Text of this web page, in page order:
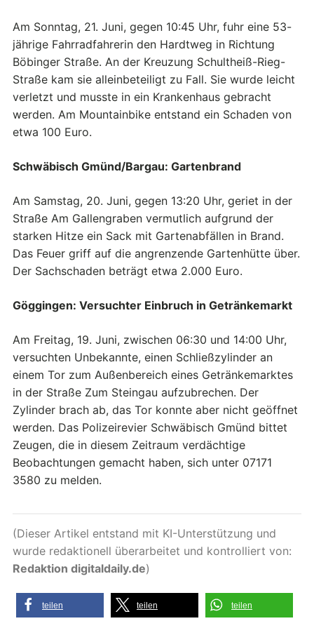
Am Sonntag, 21. Juni, gegen 10:45 Uhr, fuhr eine 53-
jährige Fahrradfahrerin den Hardtweg in Richtung
Böbinger Straße. An der Kreuzung Schultheiß-Rieg-
Straße kam sie alleinbeteiligt zu Fall. Sie wurde leicht
verletzt und musste in ein Krankenhaus gebracht
werden. Am Mountainbike entstand ein Schaden von
etwa 100 Euro.
Schwäbisch Gmünd/Bargau: Gartenbrand
Am Samstag, 20. Juni, gegen 13:20 Uhr, geriet in der
Straße Am Gallengraben vermutlich aufgrund der
starken Hitze ein Sack mit Gartenabfällen in Brand.
Das Feuer griff auf die angrenzende Gartenhütte über.
Der Sachschaden beträgt etwa 2.000 Euro.
Göggingen: Versuchter Einbruch in Getränkemarkt
Am Freitag, 19. Juni, zwischen 06:30 und 14:00 Uhr,
versuchten Unbekannte, einen Schließzylinder an
einem Tor zum Außenbereich eines Getränkemarktes
in der Straße Zum Steingau aufzubrechen. Der
Zylinder brach ab, das Tor konnte aber nicht geöffnet
werden. Das Polizeirevier Schwäbisch Gmünd bittet
Zeugen, die in diesem Zeitraum verdächtige
Beobachtungen gemacht haben, sich unter 07171
3580 zu melden.
(Dieser Artikel entstand mit KI-Unterstützung und
wurde redaktionell überarbeitet und kontrolliert von:
Redaktion digitaldaily.de)
teilen teilen teilen